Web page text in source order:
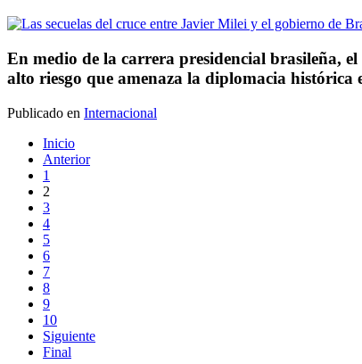
En medio de la carrera presidencial brasileña,
alto riesgo que amenaza la diplomacia histórica
Publicado en Internacional
Inicio
Anterior
1
2
3
4
5
6
7
8
9
10
Siguiente
Final